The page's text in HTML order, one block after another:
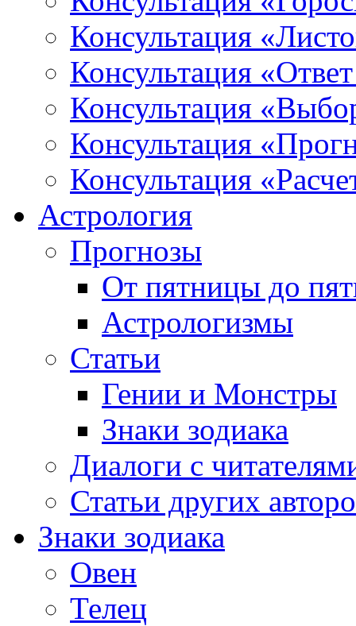
Консультация
Консультация
Консультация
Консультация
Консультация
Астрология
Прогнозы
От пятницы до
Астрологизмы
Статьи
Гении и Монстры
Знаки зодиака
Диалоги с
Статьи других
Знаки зодиака
Овен
Телец